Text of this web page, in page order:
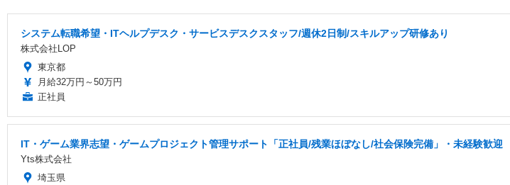
システム転職希望・ITヘルプデスク・サービスデスクスタッフ/週休2日制/スキルアップ研修あり
株式会社LOP
東京都
月給32万円～50万円
正社員
IT・ゲーム業界志望・ゲームプロジェクト管理サポート「正社員/残業ほぼなし/社会保険完備」・未経験歓迎
Yts株式会社
埼玉県